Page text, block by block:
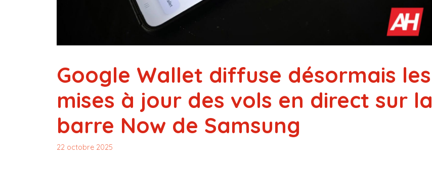
Google Wallet diffuse désormais les
mises à jour des vols en direct sur la
barre Now de Samsung
22 octobre 2025